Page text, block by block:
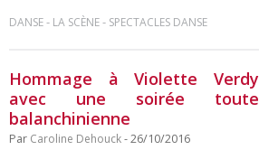
DANSE- LA SCÈNE- SPECTACLES DANSE
Hommage à Violette Verdy
avec une soirée toute
balanchinienne
Par Caroline Dehouck- 26/10/2016